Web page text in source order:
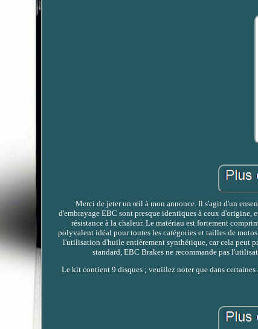
Merci de jeter un œil à mon annonce. Il s'agit d'un
d'embrayage EBC sont presque identiques à ceux
résistance à la chaleur. Le matériau est fortement
polyvalent idéal pour toutes les catégories et tailles de
l'utilisation d'huile entièrement synthétique, car cela peut
standard, EBC Brakes ne recommande pas
Le kit contient 9 disques ; veuillez noter que dans certaines